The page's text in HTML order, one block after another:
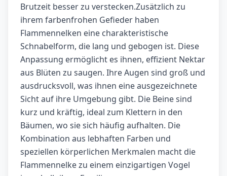
Brutzeit besser zu verstecken.Zusätzlich zu
ihrem farbenfrohen Gefieder haben
Flammennelken eine charakteristische
Schnabelform, die lang und gebogen ist. Diese
Anpassung ermöglicht es ihnen, effizient Nektar
aus Blüten zu saugen. Ihre Augen sind groß und
ausdrucksvoll, was ihnen eine ausgezeichnete
Sicht auf ihre Umgebung gibt. Die Beine sind
kurz und kräftig, ideal zum Klettern in den
Bäumen, wo sie sich häufig aufhalten. Die
Kombination aus lebhaften Farben und
speziellen körperlichen Merkmalen macht die
Flammennelke zu einem einzigartigen Vogel